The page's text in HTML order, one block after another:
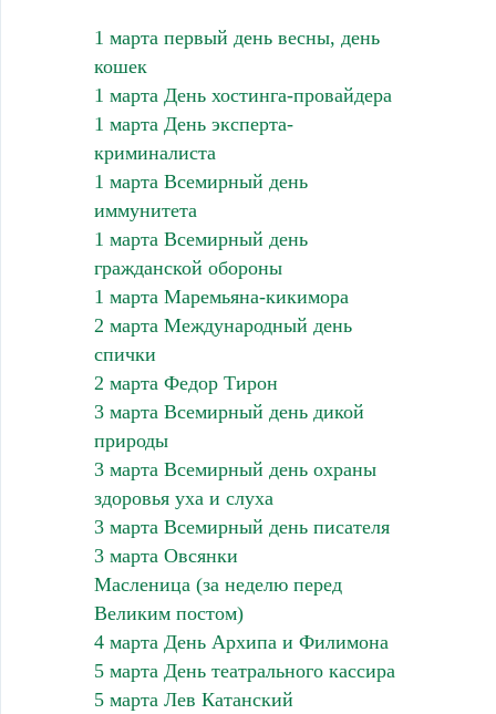
1 марта первый день весны, день
кошек
1 марта День хостинга-провайдера
1 марта День эксперта-
криминалиста
1 марта Всемирный день
иммунитета
1 марта Всемирный день
гражданской обороны
1 марта Маремьяна-кикимора
2 марта Международный день
спички
2 марта Федор Тирон
3 марта Всемирный день дикой
природы
3 марта Всемирный день охраны
здоровья уха и слуха
3 марта Всемирный день писателя
3 марта Овсянки
Масленица (за неделю перед
Великим постом)
4 марта День Архипа и Филимона
5 марта День театрального кассира
5 марта Лев Катанский